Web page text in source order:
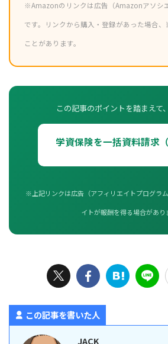
※Amazonのリンクは広告（Amazonアソシ
です。リンクから購入・登録があった場合
ことがあります。
この記事のポイントを踏まえて
学資保険を一括資料請求
※上記リンクは広告（アフィリエイトプログラ
イトが報酬を得る場合があり
この記事を書いた人
JACK